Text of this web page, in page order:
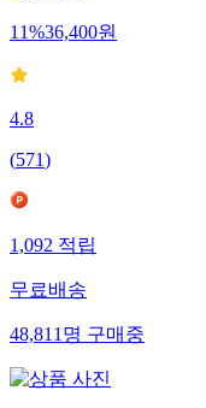
11%36,400원
4.8
(571)
1,092 적립
무료배송
48,811 명 구매중